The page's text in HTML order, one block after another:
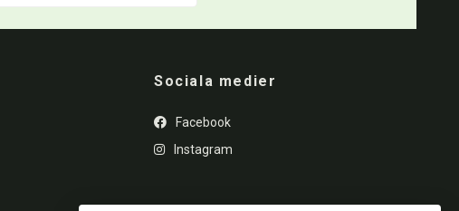
Sociala medier
Facebook
Instagram